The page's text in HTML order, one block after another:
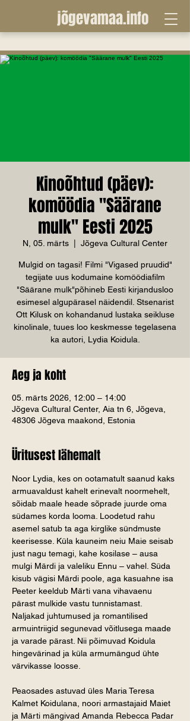
jõgevamaa.info
Kinoõhtud (päev):
komöödia "Säärane
mulk" Eesti 2025
N, 05. märts Jõgeva Cultural Center
Mulgid on tagasi! Filmi "Vigased pruudid"
tegijate uus kodumaine komöödiafilm
"Säärane mulk"põhineb Eesti kirjandusloo
esimesel algupärasel näidendil. Stsenarist
Ott Kilusk on kohandanud lustaka seikluse
kinolinale, tuues loo keskmesse tegelasena
ka autori, Lydia Koidula.
Aeg ja koht
05. märts 2026, 12:00 – 14:00
Jõgeva Cultural Center, Aia tn 6, Jõgeva,
48306 Jõgeva maakond, Estonia
Üritusest lähemalt
Noor Lydia, kes on ootamatult saanud kaks
armuavaldust kahelt erinevalt noormehelt,
sõidab maale heade sõprade juurde oma
südames korda looma. Loodetud rahu
asemel satub ta aga kirglike sündmuste
keerisesse. Küla kauneim neiu Maie seisab
just nagu temagi, kahe kosilase – ausa
mulgi Märdi ja valeliku Ennu – vahel. Süda
kisub vägisi Märdi poole, aga kasuahne isa
Peeter keeldub Märti vana vihavaenu
pärast mulkide vastu tunnistamast.
Naljakad juhtumused ja romantilised
armuintriigid segunevad võitlusega maade
ja varade pärast. Nii põimuvad Koidula
hingevärinad ja küla armumängud ühte
värvikasse loosse.
Peaosades astuvad üles Maria Teresa
Kalmet Koidulana, noori armastajaid Maiet
ja Märti mängivad Amanda Rebecca Padar